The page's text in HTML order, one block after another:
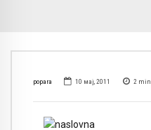
popara 10 мај, 2011 2 min